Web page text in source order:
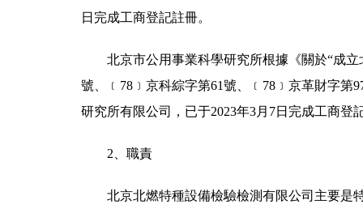
日完成工商登記註冊。
北京市公用事業科學研究所根據《關於“成
號、﹝78﹞京科綜字第61號、﹝78﹞京革財字
研究所有限公司，已于2023年3月7日完成工商登
2、職責
北京北燃特種設備檢驗檢測有限公司主要是